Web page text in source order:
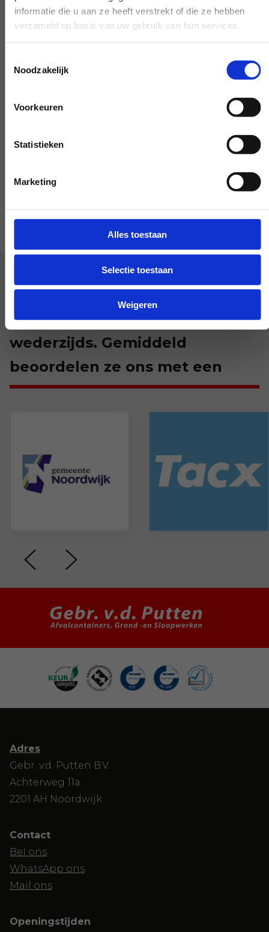
informatie die u aan ze heeft verstrekt of die ze hebben
verzameld op basis van uw gebruik van hun services.
Noodzakelijk
Voorkeuren
Statistieken
Marketing
Alles toestaan
Selectie toestaan
Weigeren
Heb je onze hulp nodig, buiten de
grenzen van de werkdag? Maak het
bespreekbaar, dan maken we het - als het
We zijn blij met elke klant.
Blijkbaar is dat gevoel
wederzijds. Gemiddeld
beoordelen ze ons met een
Adres
Gebr. v.d. Putten B.V.
Achterweg 11a
2201 AH Noordwijk
Contact
Bel ons
WhatsApp ons
Mail ons
Openingstijden